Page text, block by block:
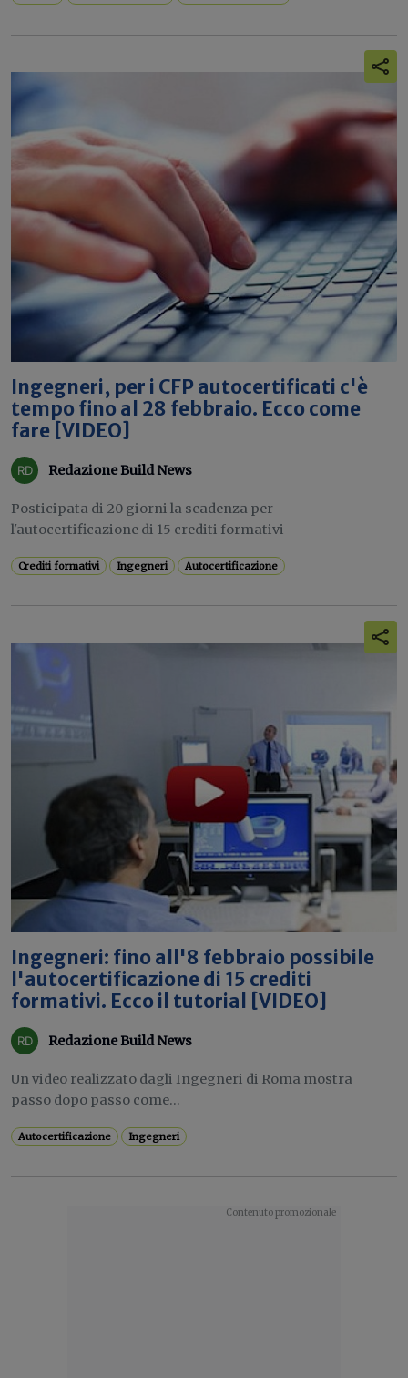
Ingegneri, per i CFP autocertificati c'è
tempo fino al 28 febbraio. Ecco come
fare [VIDEO]
Redazione Build News
Posticipata di 20 giorni la scadenza per
l'autocertificazione di 15 crediti formativi
Crediti formativi Ingegneri Autocertificazione
Ingegneri: fino all'8 febbraio possibile
l'autocertificazione di 15 crediti
formativi. Ecco il tutorial [VIDEO]
Redazione Build News
Un video realizzato dagli Ingegneri di Roma mostra
passo dopo passo come...
Autocertificazione Ingegneri